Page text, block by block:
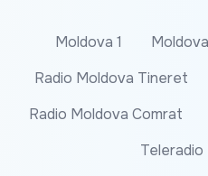
Moldova 1
Radio Moldova Tineret
Radio Moldova Comrat
Teleradio